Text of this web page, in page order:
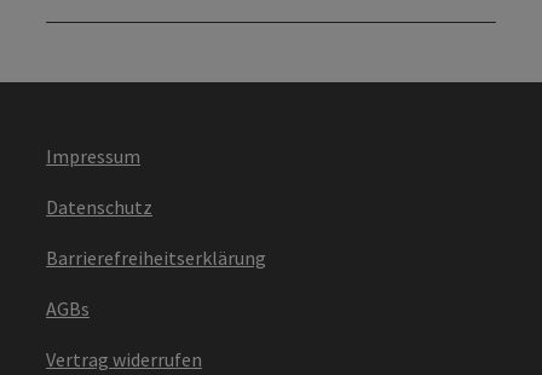
Impressum
Datenschutz
Barrierefreiheitserklärung
AGBs
Vertrag widerrufen